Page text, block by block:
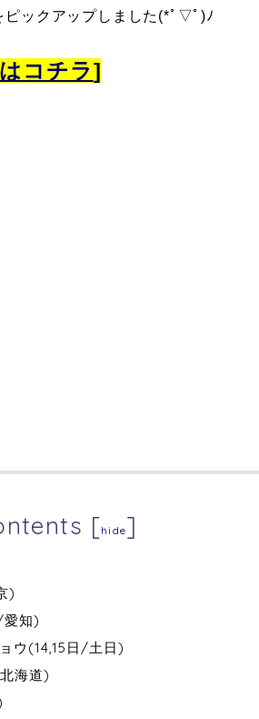
ピックアップしました(*ﾟ▽ﾟ)ﾉ
コチラ]
[hide]
)
愛知)
ウ(14,15日/土日)
海道)